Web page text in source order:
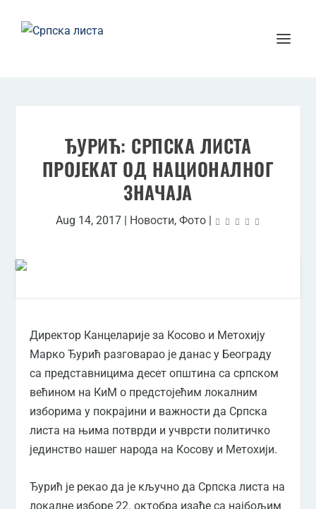
ЂУРИЋ: СРПСКА ЛИСТА
ПРОЈЕКАТ ОД НАЦИОНАЛНОГ
ЗНАЧАЈА
Aug 14, 2017| Новости, Фото|
Директор Канцеларије за Косово и Метохију
Марко Ђурић разговарао је данас у Београду
са представницима десет општина са српском
већином на КиМ о предстојећим локалним
изборима у покрајини и важности да Српска
листа на њима потврди и учврсти политичко
јединство нашег народа на Косову и Метохији.
Ђурић је рекао да је кључно да Српска листа на
локалне изборе 22. октобра изађе са најбољим